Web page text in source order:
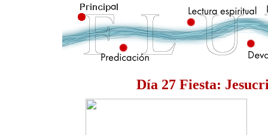
Día 27 Fiesta: